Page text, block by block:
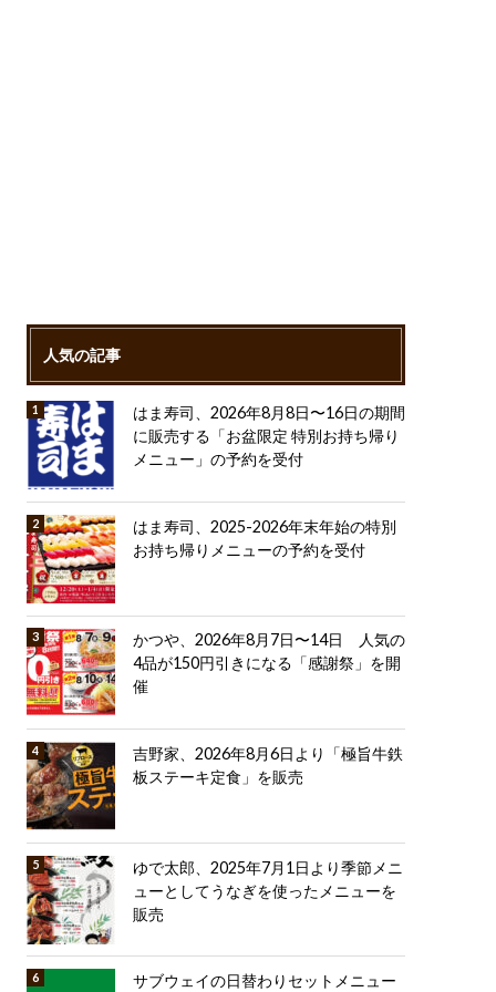
人気の記事
はま寿司、2026年8月8日〜16日の期間
に販売する「お盆限定 特別お持ち帰り
メニュー」の予約を受付
はま寿司、2025-2026年末年始の特別
お持ち帰りメニューの予約を受付
かつや、2026年8月7日〜14日 人気の
4品が150円引きになる「感謝祭」を開
催
吉野家、2026年8月6日より「極旨牛鉄
板ステーキ定食」を販売
ゆで太郎、2025年7月1日より季節メニ
ューとしてうなぎを使ったメニューを
販売
サブウェイの日替わりセットメニュー